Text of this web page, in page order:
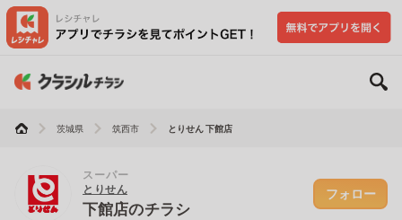
茨城県 筑西市 とりせん 下館店
スーパー
とりせん
下館店のチラシ
フォロー